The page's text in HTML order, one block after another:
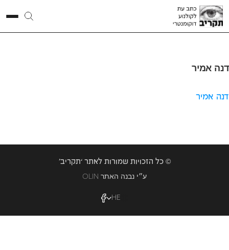
דנה אמיר
דנה אמיר
© כל הזכויות שמורות לאתר ‘תקריב’
OLIN ע״י נבנה האתר
HE